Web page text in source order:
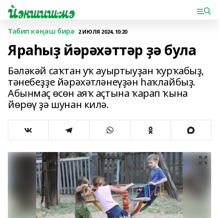
Табип кәңәш бирә 2 ИЮЛЯ 2024, 10:20
Яраһыҙ йәрәхәттәр ҙә була
Бәләкәй саҡтан уҡ ауыртыуҙан ҡурҡабыҙ,
тәнебеҙҙе йәрәхәтләнеүҙән һаҡлайбыҙ.
Абынмаҫ өсөн аяҡ аҫтына ҡарап ҡына
йөрөү ҙә шунан килә.